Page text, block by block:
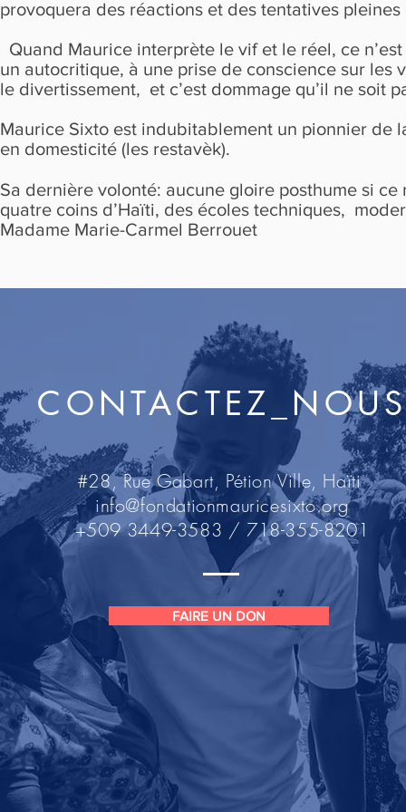
provoquera des réactions et des tentatives pleines
Quand Maurice interprète le vif et le réel, ce
un autocritique, à une prise de conscience sur les
le divertissement, et c’est dommage qu’il ne soit
Maurice Sixto est indubitablement un pionnier de
en domesticité (les restavèk).
Sa dernière volonté: aucune gloire posthume si
quatre coins d’Haïti, des écoles techniques,
Madame Marie-Carmel Berrouet
#28, Rue Gabart, Pétion Ville, Haïti
info@fondationmauricesixto.org
+509 3449-3583 / 718-355-8201
FAIRE UN DON